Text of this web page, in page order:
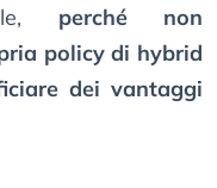
perché non
policy di hybrid
dei vantaggi